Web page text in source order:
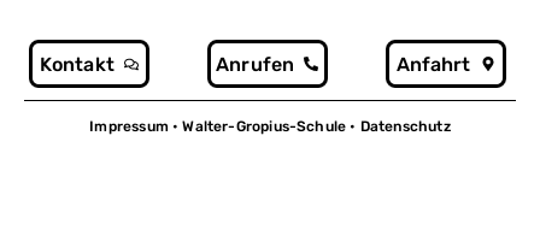
Kontakt Anrufen Anfahrt
Impressum• Walter-Gropius-Schule • Datenschutz